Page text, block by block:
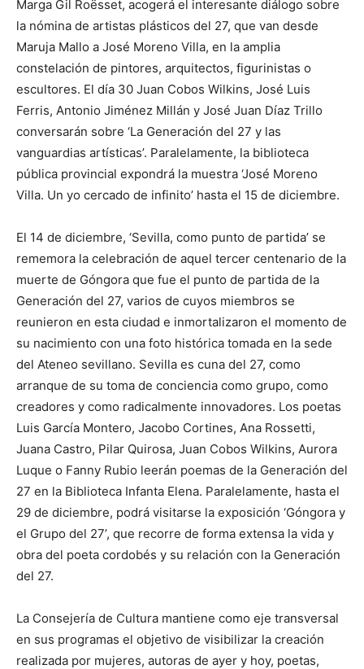
Marga Gil Roësset, acogerá el interesante diálogo sobre
la nómina de artistas plásticos del 27, que van desde
Maruja Mallo a José Moreno Villa, en la amplia
constelación de pintores, arquitectos, figurinistas o
escultores. El día 30 Juan Cobos Wilkins, José Luis
Ferris, Antonio Jiménez Millán y José Juan Díaz Trillo
conversarán sobre ‘La Generación del 27 y las
vanguardias artísticas’. Paralelamente, la biblioteca
pública provincial expondrá la muestra ‘José Moreno
Villa. Un yo cercado de infinito’ hasta el 15 de diciembre.
El 14 de diciembre, ‘Sevilla, como punto de partida’ se
rememora la celebración de aquel tercer centenario de la
muerte de Góngora que fue el punto de partida de la
Generación del 27, varios de cuyos miembros se
reunieron en esta ciudad e inmortalizaron el momento de
su nacimiento con una foto histórica tomada en la sede
del Ateneo sevillano. Sevilla es cuna del 27, como
arranque de su toma de conciencia como grupo, como
creadores y como radicalmente innovadores. Los poetas
Luis García Montero, Jacobo Cortines, Ana Rossetti,
Juana Castro, Pilar Quirosa, Juan Cobos Wilkins, Aurora
Luque o Fanny Rubio leerán poemas de la Generación del
27 en la Biblioteca Infanta Elena. Paralelamente, hasta el
29 de diciembre, podrá visitarse la exposición ‘Góngora y
el Grupo del 27’, que recorre de forma extensa la vida y
obra del poeta cordobés y su relación con la Generación
del 27.
La Consejería de Cultura mantiene como eje transversal
en sus programas el objetivo de visibilizar la creación
realizada por mujeres, autoras de ayer y hoy, poetas,